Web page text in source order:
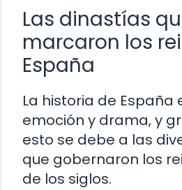
Las dinastías
marcaron los
España
La historia de España
emoción y drama, y
esto se debe a las
que gobernaron los
de los siglos.